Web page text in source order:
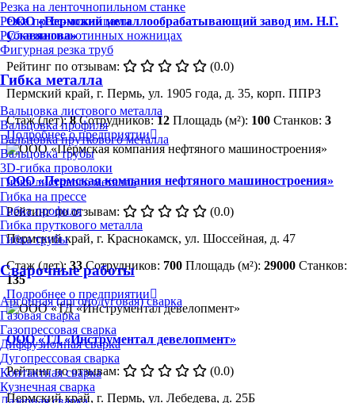
Резка на ленточнопильном станке
Резка пресс-ножницами
Рубка на гильотинных ножницах
Фигурная резка труб
Гибка металла
Вальцовка листового металла
Вальцовка профиля
Вальцовка пруткового металла
Вальцовка трубы
3D-гибка проволоки
Гибка листового металла
Гибка на прессе
Гибка профиля
Гибка пруткового металла
Гибка трубы
Сварочные работы
Аргонная (аргонодуговая) сварка
Газовая сварка
Газопрессовая сварка
Диффузионная сварка
Дугопрессовая сварка
Контактная сварка
Кузнечная сварка
ООО «Пермский металлообрабатывающий завод им. Н.Г.
Славянова»
Рейтинг по отзывам:
(0.0)
Пермский край, г. Пермь, ул. 1905 года, д. 35, корп. ППРЗ
Стаж (лет):8 Сотрудников:12 Площадь (м²): 100 Станков: 3
Подробнее о предприятии
ООО «Пермская компания нефтяного машиностроения»
Рейтинг по отзывам:
(0.0)
Пермский край, г. Краснокамск, ул. Шоссейная, д. 47
Стаж (лет):33 Сотрудников: 700 Площадь (м²): 29000 Станков:
135
Подробнее о предприятии
ООО «ТД «Инструментал девелопмент»
Рейтинг по отзывам:
(0.0)
Пермский край, г. Пермь, ул. Лебедева, д. 25Б